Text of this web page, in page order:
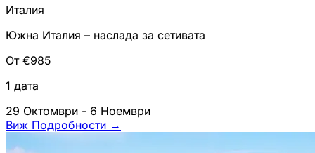
Италия
Южна Италия – наслада за сетивата
От €985
1 дата
29 Октомври - 6 Ноември
Виж Подробности →